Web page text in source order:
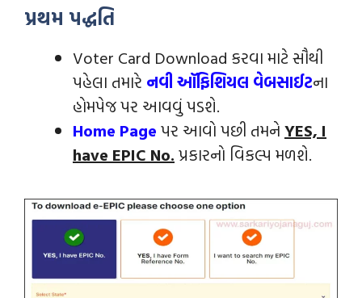
પ્રથમ પદ્ધતિ
Voter Card Download કરવા માટે સૌથી
પહેલા તમારે નવી ઑફિશિયલ વેબસાઈટના
હોમપેજ પર આવવું પડશે.
Home Page પર આવો પછી તમને YES, I
have EPIC No. પ્રકારનો વિકલ્પ મળશે.